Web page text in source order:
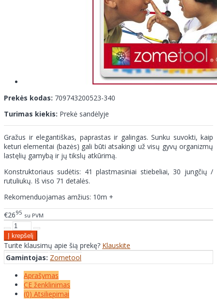
Prekės kodas: 709743200523-340
Turimas kiekis: Prekė sandėlyje
Gražus ir elegantiškas, paprastas ir galingas. Sunku suvokti, kaip
keturi elementai (bazės) gali būti atsakingi už visų gyvų organizmų
lastęlių gamybą ir jų tikslų atkūrimą.
Konstruktoriaus sudėtis: 41 plastmasiniai stiebeliai, 30 jungčių /
rutuliukų. Iš viso 71 detalės.
Rekomenduojamas amžius: 10m +
€2695 su PVM
Turite klausimų apie šią prekę? Klauskite
Gamintojas: Zometool
Aprašymas
CE ženklinimas
(0) Atsiliepimai